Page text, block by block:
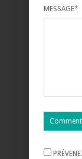
MESSAGE*